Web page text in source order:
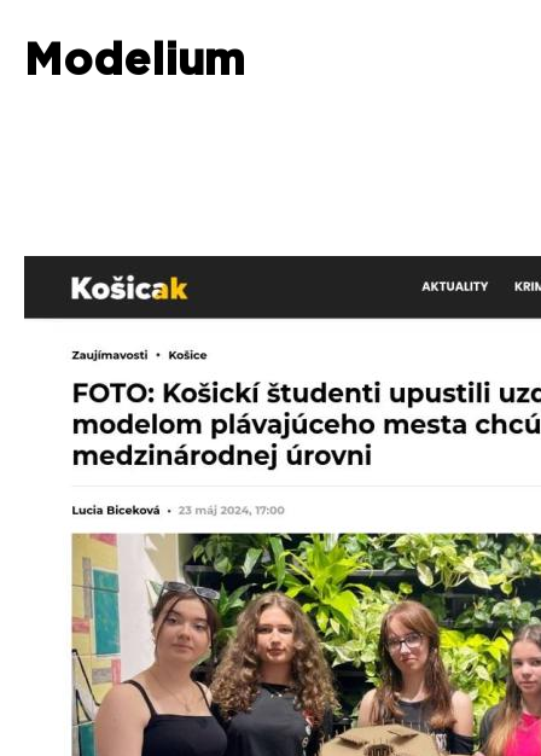
Modelium